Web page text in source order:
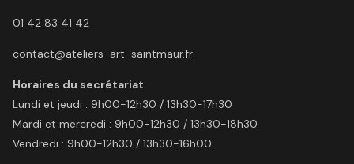
01 42 83 41 42
contact@ateliers-art-saintmaur.fr
Horaires du secrétariat
Lundi et jeudi : 9h00-12h30 / 13h30-17h30
Mardi et mercredi : 9h00-12h30 / 13h30-18h30
Vendredi : 9h00-12h30 / 13h30-16h00